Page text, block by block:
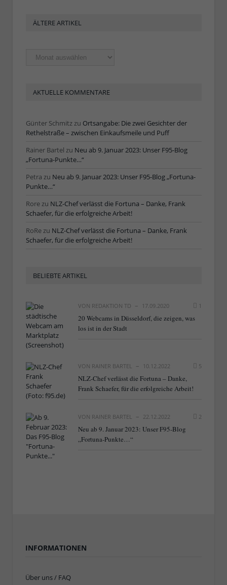
ÄLTERE ARTIKEL
Ältere
Artikel
AKTUELLE KOMMENTARE
Günter Schmitzzu Ortsangabe: Die zwei Gesichter der
Rethelstraße – zwischen Einkaufsmeile und Puff
Rainer Bartel zu Neu ab 9. Januar 2023: Unser F95-Blog
„Fortuna-Punkte…“
Petra zu Neu ab 9. Januar 2023: Unser F95-Blog „Fortuna-
Punkte…“
Rorezu NLZ-Chef verlässt die Fortuna – Danke, Frank
Schaefer, für die erfolgreiche Arbeit!
RoRezu NLZ-Chef verlässt die Fortuna – Danke, Frank
Schaefer, für die erfolgreiche Arbeit!
BELIEBTE ARTIKEL
VON REDAKTION TD 17.09.2020 1
20 Webcams in Düsseldorf, die zeigen, was
los ist in der Stadt
VON RAINER BARTEL 10.12.2022 5
NLZ-Chef verlässt die Fortuna – Danke,
Frank Schaefer, für die erfolgreiche Arbeit!
VON RAINER BARTEL 22.12.2022 2
Neu ab 9. Januar 2023: Unser F95-Blog
„Fortuna-Punkte…“
INFORMATIONEN
Über uns / FAQ